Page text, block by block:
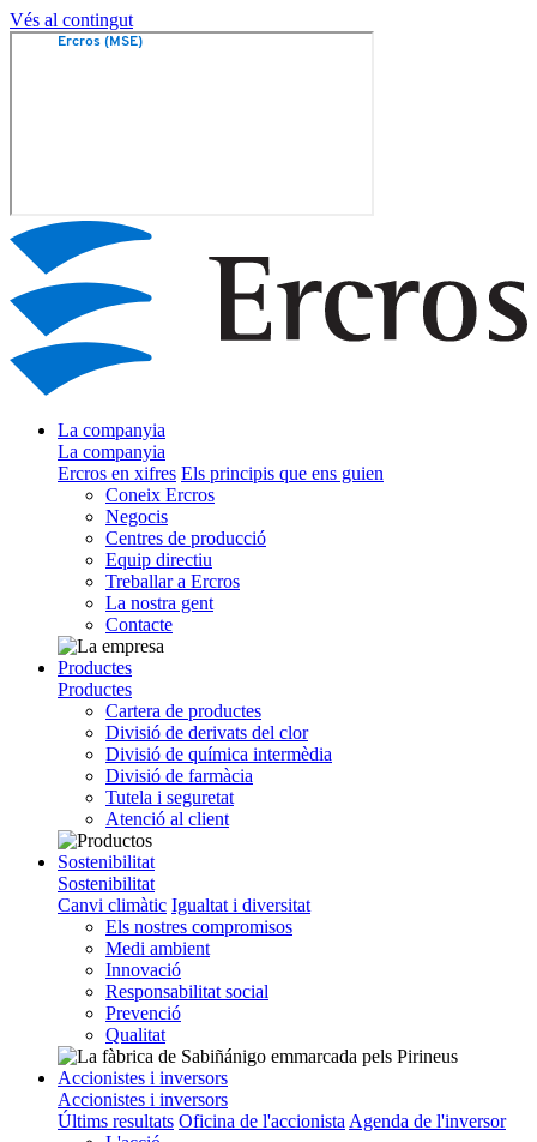
Vés al contingut
La companyia
La companyia
Ercros en xifres Els principis que ens guien
Coneix Ercros
Negocis
Centres de producció
Equip directiu
Treballar a Ercros
La nostra gent
Contacte
Productes
Productes
Cartera de productes
Divisió de derivats del clor
Divisió de química intermèdia
Divisió de farmàcia
Tutela i seguretat
Atenció al client
Sostenibilitat
Sostenibilitat
Canvi climàtic Igualtat i diversitat
Els nostres compromisos
Medi ambient
Innovació
Responsabilitat social
Prevenció
Qualitat
Accionistes i inversors
Accionistes i inversors
Últims resultats Oficina de l'accionista Agenda de l'inversor